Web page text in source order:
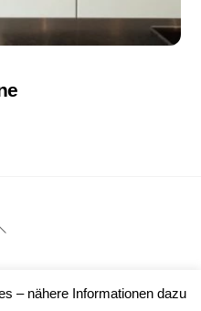
– nähere Informationen dazu